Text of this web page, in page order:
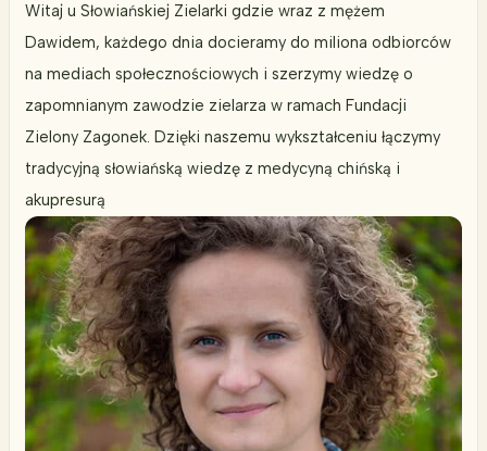
Witaj u Słowiańskiej Zielarki gdzie wraz z mężem
Dawidem, każdego dnia docieramy do miliona odbiorców
na mediach społecznościowych i szerzymy wiedzę o
zapomnianym zawodzie zielarza w ramach Fundacji
Zielony Zagonek. Dzięki naszemu wykształceniu łączymy
tradycyjną słowiańską wiedzę z medycyną chińską i
akupresurą